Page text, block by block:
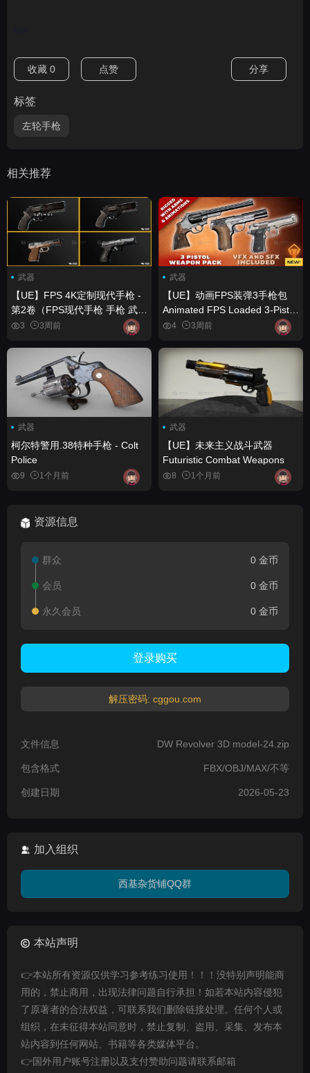
收藏 0 点赞 分享
标签
左轮手枪
相关推荐
武器
【UE】FPS 4K定制现代手枪 -
第2卷（FPS现代手枪 手枪 武
器） FPS 4K Custom Modern
Modern Handguns Handgun
Weapon )
3 3周前
武器
【UE】动画FPS装弹3手枪包
Animated FPS Loaded 3-Pistol
Guns Pack
4 3周前
武器
柯尔特警用.38特种手枪 - Colt
Police
9 1个月前
武器
【UE】未来主义战斗武器
Futuristic Combat Weapons
8 1个月前
资源信息
群众 0 金币
会员 0 金币
永久会员 0 金币
登录购买
解压密码: cggou.com
文件信息 DW Revolver 3D model-24.zip
包含格式 FBX/OBJ/MAX/不等
创建日期 2026-05-23
加入组织
西基杂货铺QQ群
本站声明
👉本站所有资源仅供学习参考练习使用！！！没特别声明能商
用的，禁止商用，出现法律问题自行承担！如若本站内容侵犯
了原著者的合法权益，可联系我们删除链接处理。任何个人或
组织，在未征得本站同意时，禁止复制、盗用、采集、发布本
站内容到任何网站、书籍等各类媒体平台。
👉国外用户账号注册以及支付赞助问题请联系邮箱